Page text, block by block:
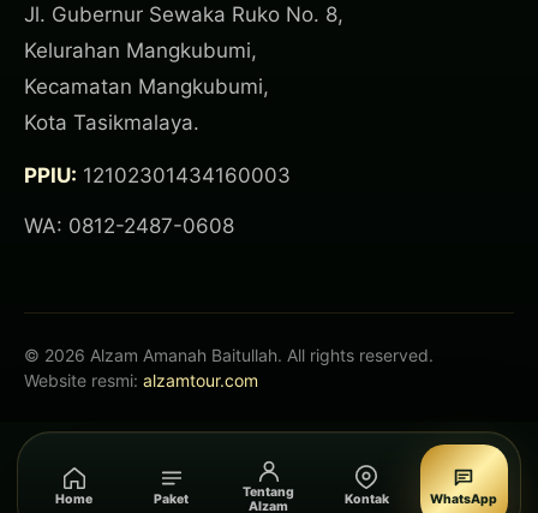
Home Paket
Tentang
Alzam
Kontak WhatsApp
Jl. Gubernur Sewaka Ruko No. 8,
Kelurahan Mangkubumi,
Kecamatan Mangkubumi,
Kota Tasikmalaya.
PPIU: 12102301434160003
WA: 0812-2487-0608
© 2026 Alzam Amanah Baitullah. All rights reserved.
Website resmi: alzamtour.com